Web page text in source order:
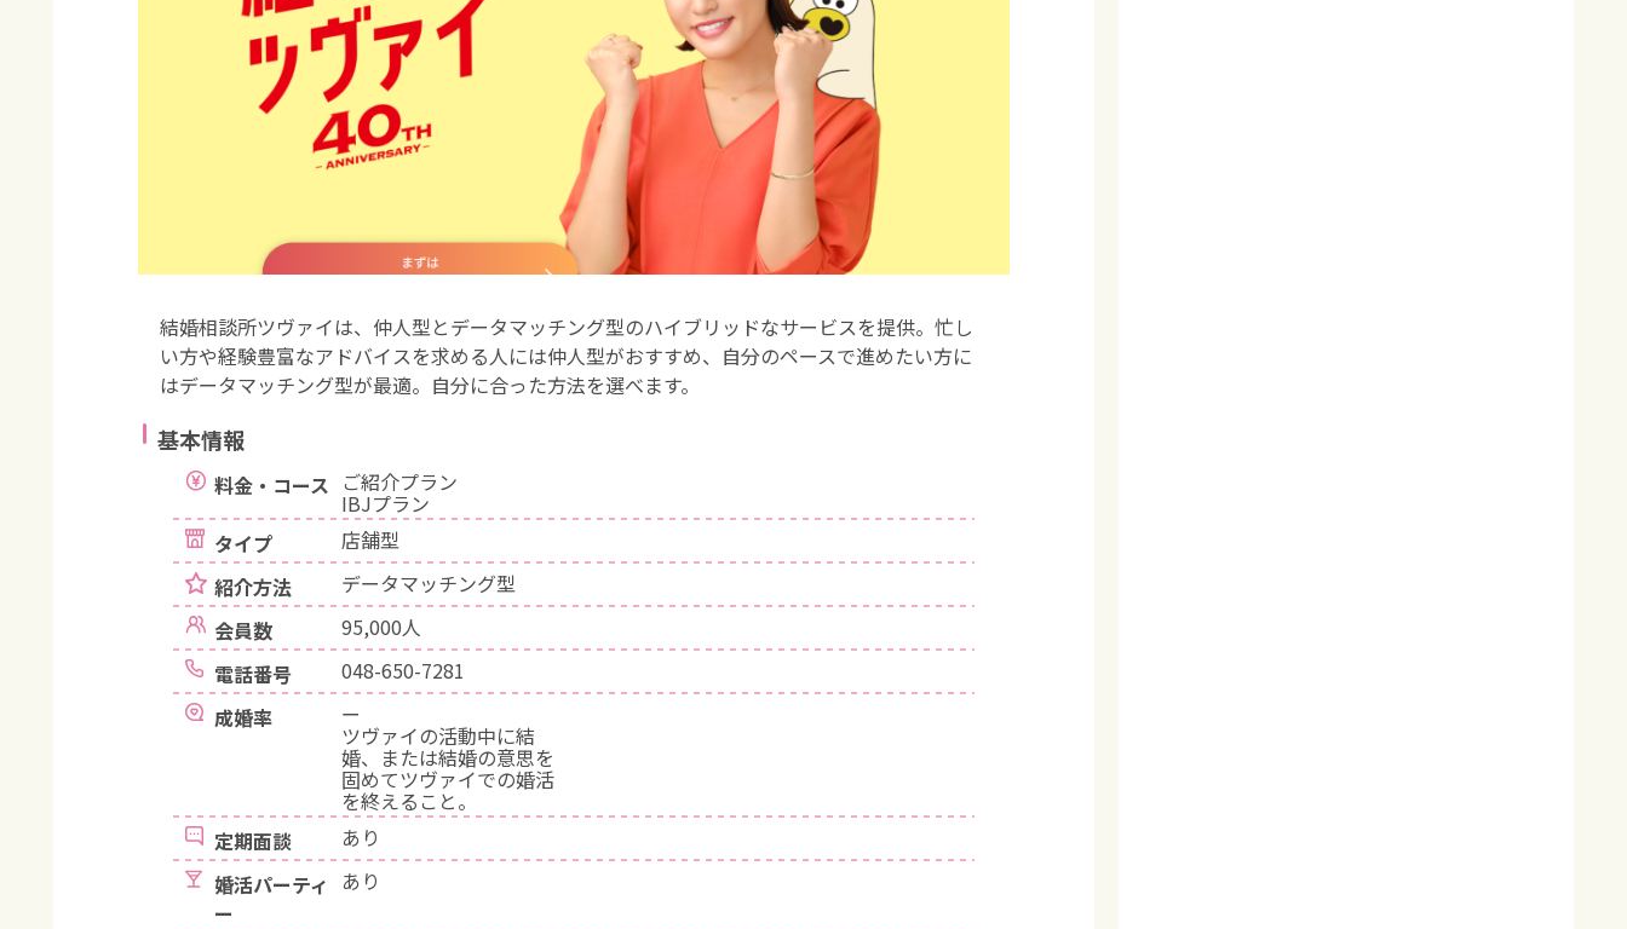
結婚相談所ツヴァイは、仲人型とデータマッチング型のハイブリッドなサービスを提供。忙し
い方や経験豊富なアドバイスを求める人には仲人型がおすすめ、自分のペースで進めたい方に
はデータマッチング型が最適。自分に合った方法を選べます。
基本情報
料金・コース ご紹介プラン
IBJプラン
タイプ
店舗型
紹介方法
データマッチング型
会員数
95,000人
電話番号
048-650-7281
成婚率
ー
ツヴァイの活動中に結
婚、または結婚の意思を
固めてツヴァイでの婚活
を終えること。
定期面談
あり
婚活パーティ
ー
あり